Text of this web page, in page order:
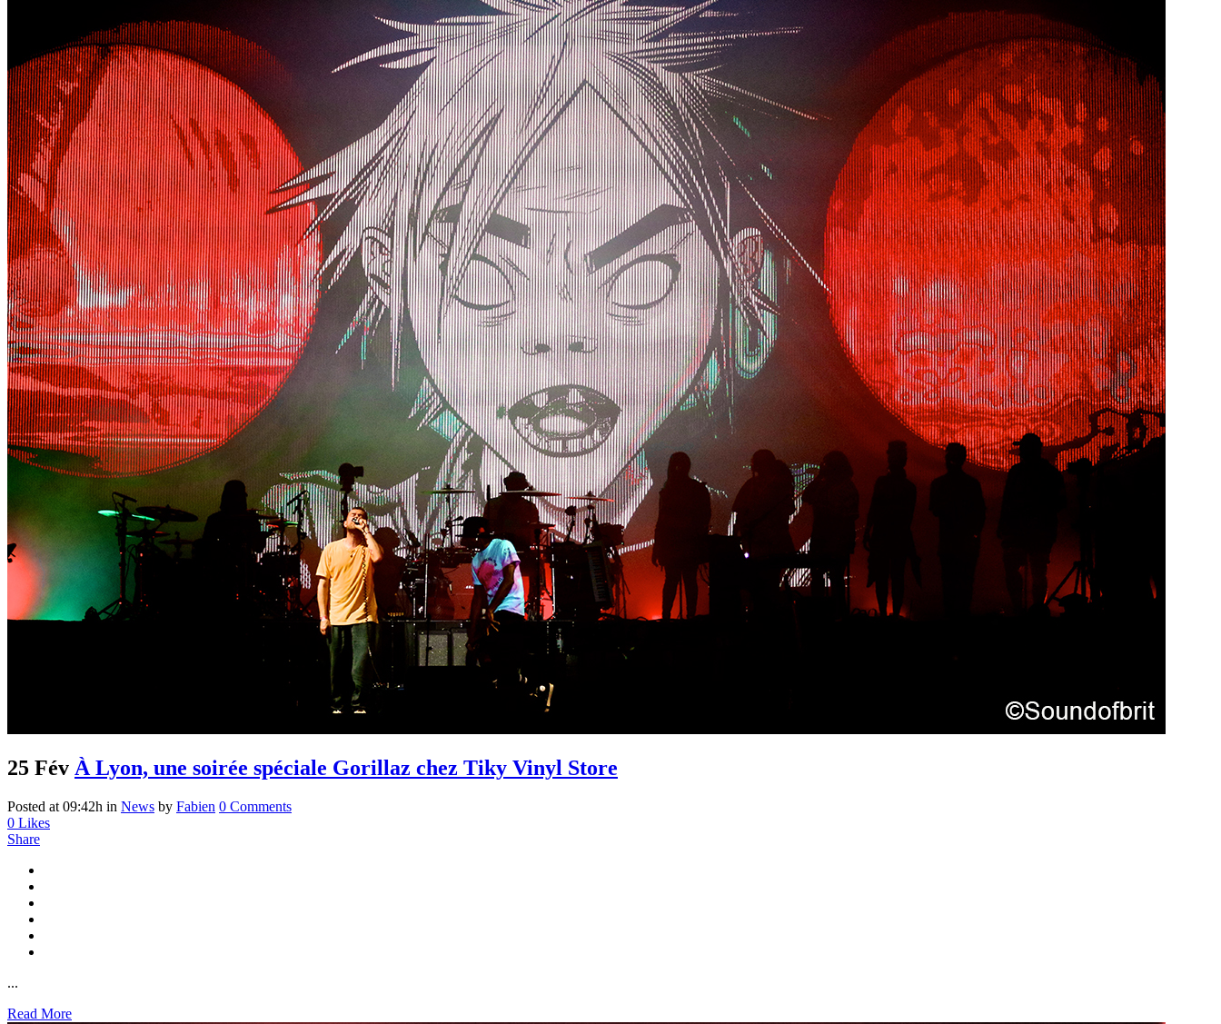
25 Fév À Lyon, une soirée spéciale Gorillaz chez Tiky Vinyl Store
Posted at 09:42h in News by Fabien 0 Comments
0 Likes
Share
...
Read More